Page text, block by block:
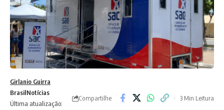
Última atualização:
Girlanio Guirra
BrasilNotícias
Compartilhe 3 Min Leitura